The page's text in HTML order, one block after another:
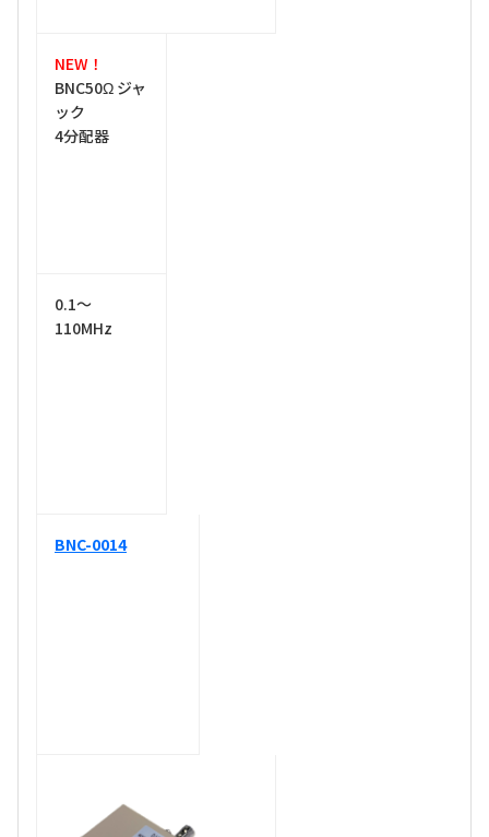
NEW！
BNC50Ω ジャ
ック
4分配器
0.1～
110MHz
BNC-0014